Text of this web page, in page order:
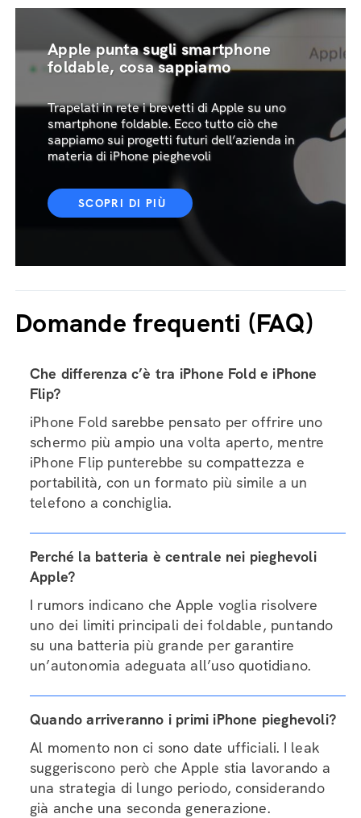
Apple punta sugli smartphone
foldable, cosa sappiamo
Trapelati in rete i brevetti di Apple su uno
smartphone foldable. Ecco tutto ciò che
sappiamo sui progetti futuri dell’azienda in
materia di iPhone pieghevoli
SCOPRI DI PIÙ
Domande frequenti (FAQ)
Che differenza c’è tra iPhone Fold e iPhone
Flip?
iPhone Fold sarebbe pensato per offrire uno
schermo più ampio una volta aperto, mentre
iPhone Flip punterebbe su compattezza e
portabilità, con un formato più simile a un
telefono a conchiglia.
Perché la batteria è centrale nei pieghevoli
Apple?
I rumors indicano che Apple voglia risolvere
uno dei limiti principali dei foldable, puntando
su una batteria più grande per garantire
un’autonomia adeguata all’uso quotidiano.
Quando arriveranno i primi iPhone pieghevoli?
Al momento non ci sono date ufficiali. I leak
suggeriscono però che Apple stia lavorando a
una strategia di lungo periodo, considerando
già anche una seconda generazione.